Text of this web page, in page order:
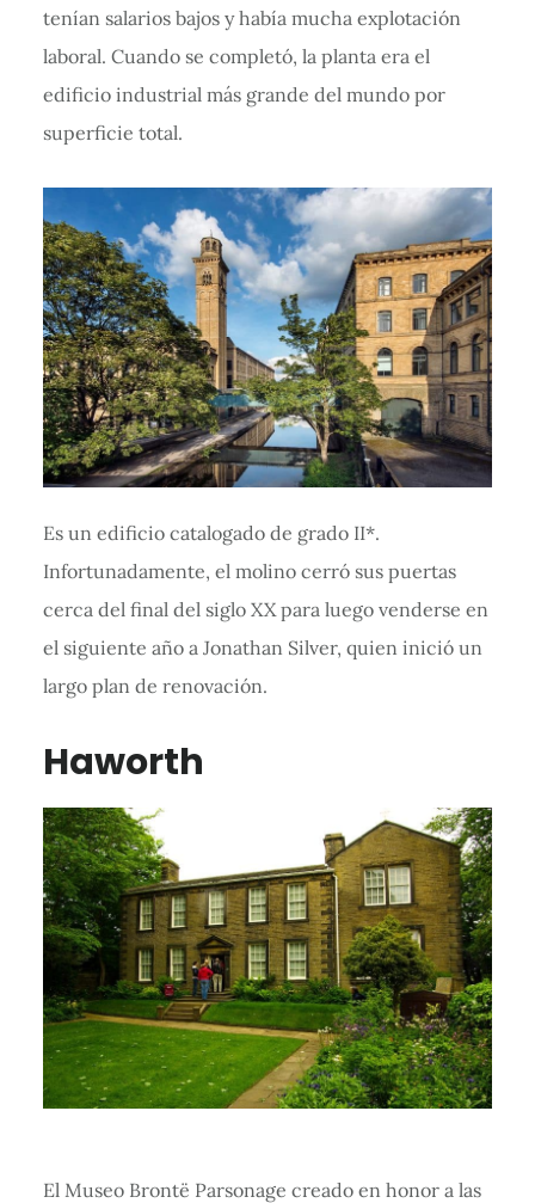
tenían salarios bajos y había mucha explotación
laboral. Cuando se completó, la planta era el
edificio industrial más grande del mundo por
superficie total.
Es un edificio catalogado de grado II*.
Infortunadamente, el molino cerró sus puertas
cerca del final del siglo XX para luego venderse en
el siguiente año a Jonathan Silver, quien inició un
largo plan de renovación.
Haworth
El Museo Brontë Parsonage creado en honor a las